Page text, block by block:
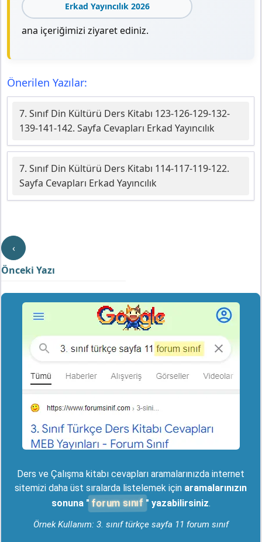
Erkad Yayıncılık 2026
ana içeriğimizi ziyaret ediniz.
Önerilen Yazılar:
7. Sınıf Din Kültürü Ders Kitabı 123-126-129-132-
139-141-142. Sayfa Cevapları Erkad Yayıncılık
7. Sınıf Din Kültürü Ders Kitabı 114-117-119-122.
Sayfa Cevapları Erkad Yayıncılık
‹
Önceki Yazı
Ders ve Çalışma kitabı cevapları aramalarınızda internet
sitemizi daha üst sıralarda listelemek için aramalarınızın
sonuna " forum sınıf " yazabilirsiniz.
Örnek Kullanım: 3. sınıf türkçe sayfa 11 forum sınıf